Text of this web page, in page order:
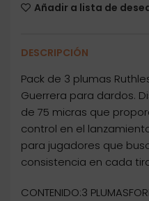
Añadir a lista de
DESCRIPCIÓN
Pack de 3 plumas
Guerrera para dardos.
de 75 micras que
control en el
para jugadores que
consistencia en cada
CONTENIDO:3